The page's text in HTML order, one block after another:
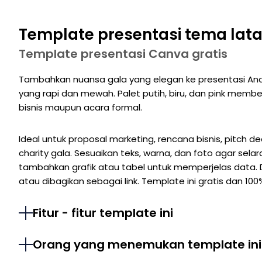
Template presentasi tema
Template presentasi Canva gratis
Tambahkan nuansa gala yang elegan ke presentasi
yang rapi dan mewah. Palet putih, biru, dan pink
bisnis maupun acara formal.
Ideal untuk proposal marketing, rencana bisnis, pitch
charity gala. Sesuaikan teks, warna, dan foto agar
tambahkan grafik atau tabel untuk memperjelas data.
atau dibagikan sebagai link. Template ini gratis dan
Fitur - fitur template ini
Orang yang menemukan template